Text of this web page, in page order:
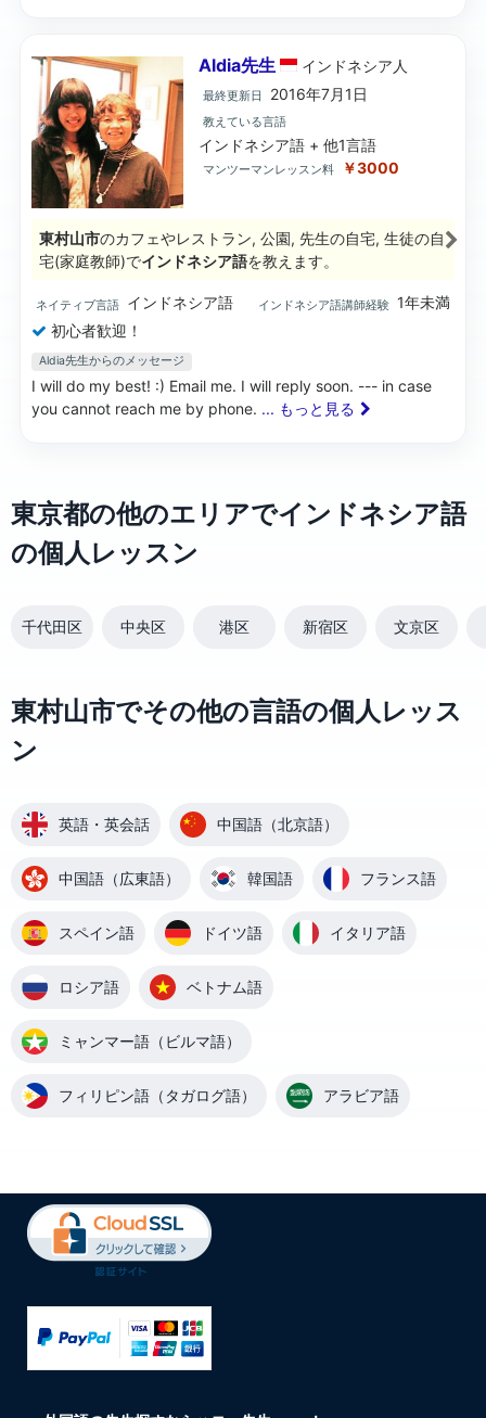
Aldia先生 インドネシア 人
最終更新日 2016年7月1日
教えている言語
インドネシア語 + 他1言語
マンツーマンレッスン料 ￥3000
東村山市のカフェやレストラン, 公園, 先生の自宅, 生徒の自
宅(家庭教師)でインドネシア語を教えます。
ネイティブ言語 インドネシア語 インドネシア語講師経験 1年未満
初心者歓迎！
Aldia先生からのメッセージ
I will do my best! :) Email me. I will reply soon. --- in case
you cannot reach me by phone. ... もっと見る
東京都の他のエリアでインドネシア語
の個人レッスン
千代田区 中央区 港区 新宿区 文京区
東村山市でその他の言語の個人レッス
ン
英語・英会話 中国語（北京語）
中国語（広東語） 韓国語 フランス語
スペイン語 ドイツ語 イタリア語
ロシア語 ベトナム語
ミャンマー語（ビルマ語）
フィリピン語（タガログ語） アラビア語